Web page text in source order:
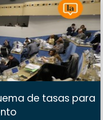
de tasas para